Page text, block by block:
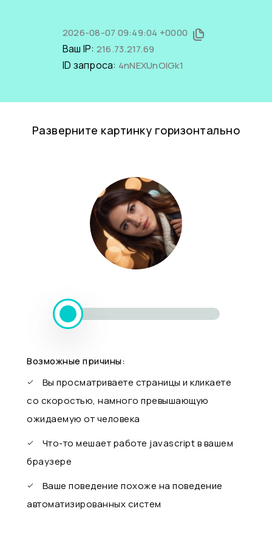
2026-08-07 09:49:04 +0000
Ваш IP: 216.73.217.69
ID запроса: 4nNEXUnOlGk1
Разверните картинку горизонтально
Возможные причины:
Вы просматриваете страницы и кликаете
со скоростью, намного превышающую
ожидаемую от человека
Что-то мешает работе javascript в вашем
браузере
Ваше поведение похоже на поведение
автоматизированных систем